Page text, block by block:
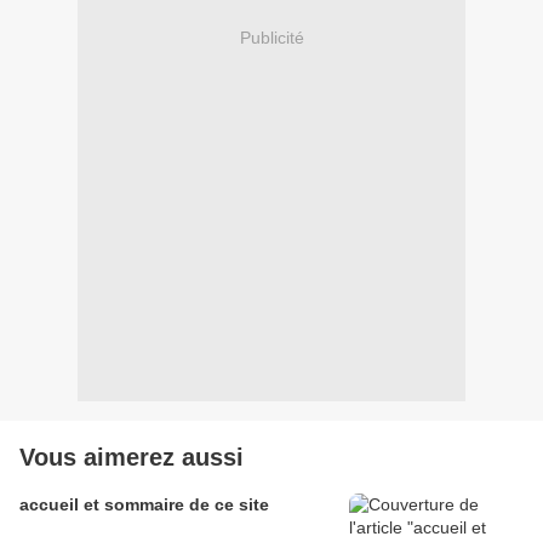
Publicité
Vous aimerez aussi
accueil et sommaire de ce site